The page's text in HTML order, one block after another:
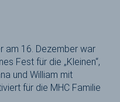
am 16. Dezember war
Fest für die „Kleinen“,
und William mit
für die MHC Familie